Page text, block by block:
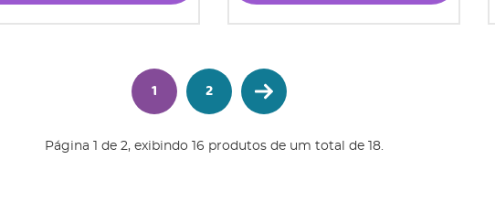
1 2
Página 1 de 2, exibindo 16 produtos de um total de 18.